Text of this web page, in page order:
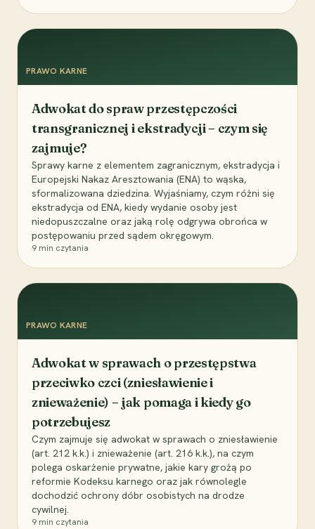
PRAWO KARNE
Adwokat do spraw przestępczości
transgranicznej i ekstradycji – czym się
zajmuje?
Sprawy karne z elementem zagranicznym, ekstradycja i
Europejski Nakaz Aresztowania (ENA) to wąska,
sformalizowana dziedzina. Wyjaśniamy, czym różni się
ekstradycja od ENA, kiedy wydanie osoby jest
niedopuszczalne oraz jaką rolę odgrywa obrońca w
postępowaniu przed sądem okręgowym.
9 min czytania
PRAWO KARNE
Adwokat w sprawach o przestępstwa
przeciwko czci (zniesławienie i
znieważenie) – jak pomaga i kiedy go
potrzebujesz
Czym zajmuje się adwokat w sprawach o zniesławienie
(art. 212 k.k.) i znieważenie (art. 216 k.k.), na czym
polega oskarżenie prywatne, jakie kary grożą po
reformie Kodeksu karnego oraz jak równolegle
dochodzić ochrony dóbr osobistych na drodze
cywilnej.
9 min czytania